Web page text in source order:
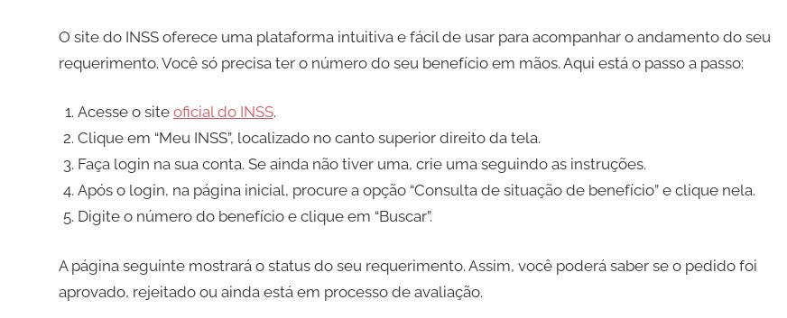
O site do INSS oferece uma plataforma intuitiva e fácil de usar para acompanhar o andamento do seu
requerimento. Você só precisa ter o número do seu benefício em mãos. Aqui está o passo a passo:
Acesse o site oficial do INSS.
Clique em “Meu INSS”, localizado no canto superior direito da tela.
Faça login na sua conta. Se ainda não tiver uma, crie uma seguindo as instruções.
Após o login, na página inicial, procure a opção “Consulta de situação de benefício” e clique nela.
Digite o número do benefício e clique em “Buscar”.
A página seguinte mostrará o status do seu requerimento. Assim, você poderá saber se o pedido foi
aprovado, rejeitado ou ainda está em processo de avaliação.